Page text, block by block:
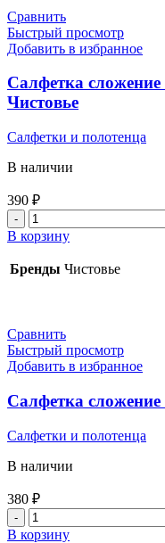
50
шт.
Чистовье
Сравнить
Быстрый просмотр
Добавить в избранное
Салфетка
Чистовье
Салфетки и полотенца
В наличии
390 ₽
Количество
товара
сложение
20*30
шт.
Чистовье
В корзину
Бренды Чистовье
Сравнить
Быстрый просмотр
Добавить в избранное
Салфетка
Салфетки и полотенца
В наличии
380 ₽
Количество
товара
В корзину